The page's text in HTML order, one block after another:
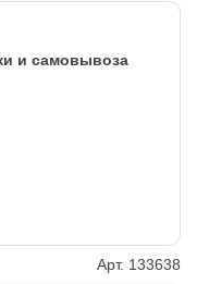
и самовывоза
Арт. 133638